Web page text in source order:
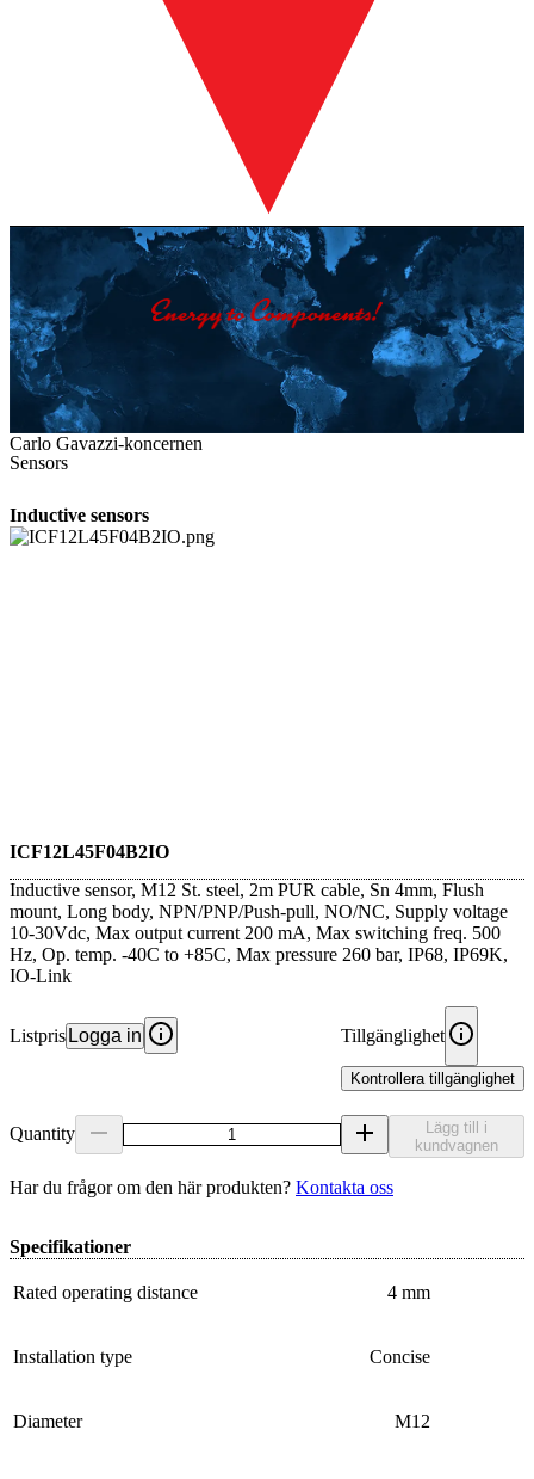
Carlo Gavazzi-koncernen
Sensors
Inductive sensors
ICF12L45F04B2IO
Inductive sensor, M12 St. steel, 2m PUR cable, Sn 4mm, Flush
mount, Long body, NPN/PNP/Push-pull, NO/NC, Supply voltage
10-30Vdc, Max output current 200 mA, Max switching freq. 500
Hz, Op. temp. -40C to +85C, Max pressure 260 bar, IP68, IP69K,
IO-Link
Listpris Logga in Tillgänglighet
Kontrollera tillgänglighet
Quantity
Lägg till i
kundvagnen
Har du frågor om den här produkten? Kontakta oss
Specifikationer
Rated operating distance 4 mm
Installation type Concise
Diameter M12